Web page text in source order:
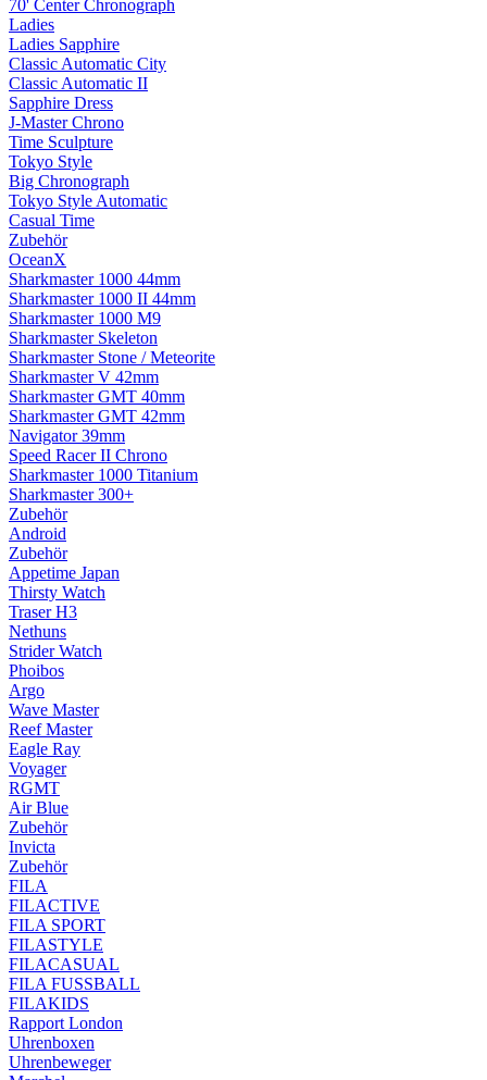
70' Center Chronograph
Ladies
Ladies Sapphire
Classic Automatic City
Classic Automatic II
Sapphire Dress
J-Master Chrono
Time Sculpture
Tokyo Style
Big Chronograph
Tokyo Style Automatic
Casual Time
Zubehör
OceanX
Sharkmaster 1000 44mm
Sharkmaster 1000 II 44mm
Sharkmaster 1000 M9
Sharkmaster Skeleton
Sharkmaster Stone / Meteorite
Sharkmaster V 42mm
Sharkmaster GMT 40mm
Sharkmaster GMT 42mm
Navigator 39mm
Speed Racer II Chrono
Sharkmaster 1000 Titanium
Sharkmaster 300+
Zubehör
Android
Zubehör
Appetime Japan
Thirsty Watch
Traser H3
Nethuns
Strider Watch
Phoibos
Argo
Wave Master
Reef Master
Eagle Ray
Voyager
RGMT
Air Blue
Zubehör
Invicta
Zubehör
FILA
FILACTIVE
FILA SPORT
FILASTYLE
FILACASUAL
FILA FUSSBALL
FILAKIDS
Rapport London
Uhrenboxen
Uhrenbeweger